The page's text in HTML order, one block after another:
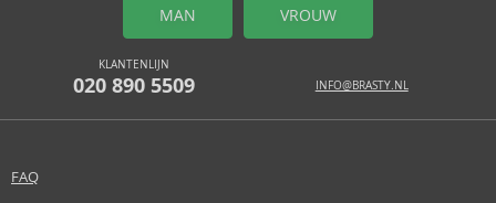
MAN VROUW
KLANTENLIJN
020 890 5509 INFO@BRASTY.NL
FAQ